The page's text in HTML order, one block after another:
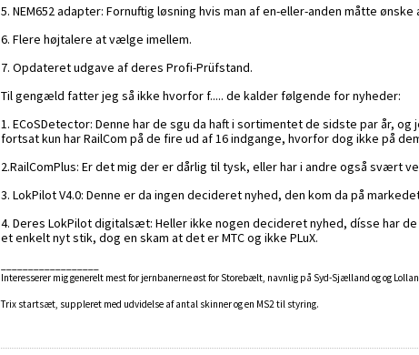
5. NEM652 adapter: Fornuftig løsning hvis man af en-eller-anden måtte
6. Flere højtalere at vælge imellem.
7. Opdateret udgave af deres Profi-Prüfstand.
Til gengæld fatter jeg så ikke hvorfor f..... de kalder følgende for nyheder:
1. ECoSDetector: Denne har de sgu da haft i sortimentet de sidste par år,
fortsat kun har RailCom på de fire ud af 16 indgange, hvorfor dog ikke på
2.RailComPlus: Er det mig der er dårlig til tysk, eller har i andre også svært
3. LokPilot V4.0: Denne er da ingen decideret nyhed, den kom da på
4. Deres LokPilot digitalsæt: Heller ikke nogen decideret nyhed, dísse har
et enkelt nyt stik, dog en skam at det er MTC og ikke PLuX.
Interesserer mig generelt mest for jernbanerne øst for Storebælt, navnlig på Syd-Sjælland og og
Trix startsæt, suppleret med udvidelse af antal skinner og en MS2 til styring.